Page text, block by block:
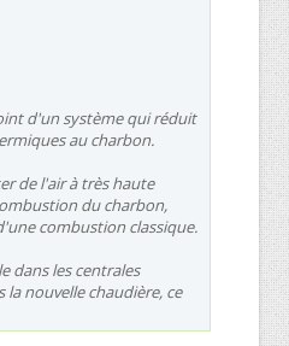
d'un système qui réduit
au charbon.
de l'air à très haute
du charbon,
combustion classique.
dans les centrales
nouvelle chaudière, ce